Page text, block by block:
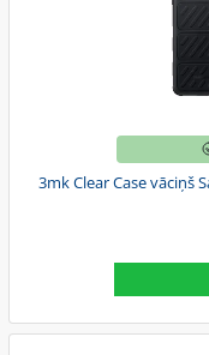
3mk Clear Case vāciņš